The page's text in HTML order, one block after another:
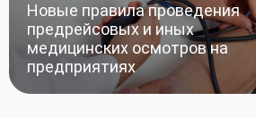
Новые правила проведения
предрейсовых и иных
медицинских осмотров на
предприятиях